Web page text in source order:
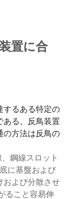
置に合
するある特定の
る。
反鳥装置
の方法は反鳥の
鋼線スロット
に基盤および
および分散させ
ること容易伸